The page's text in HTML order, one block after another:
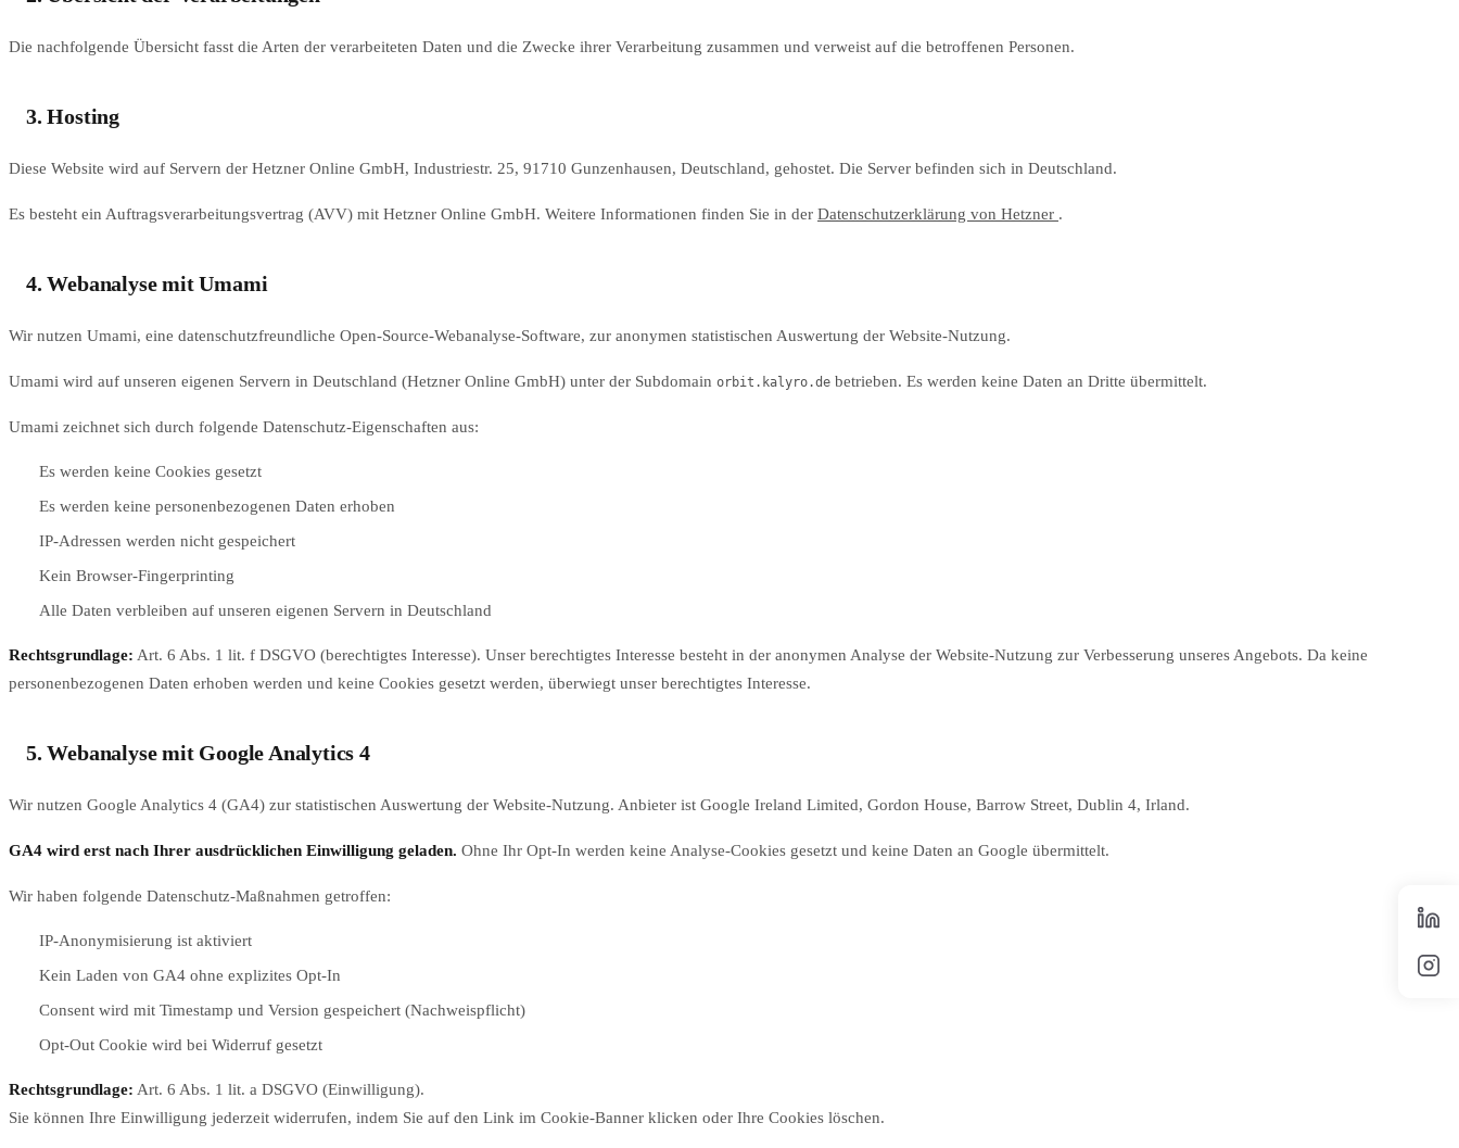
Die nachfolgende Übersicht fasst die Arten der verarbeiteten Daten und die Zwecke ihrer Verarbeitung zusammen und verweist auf die betroffenen Personen.
3. Hosting
Diese Website wird auf Servern der Hetzner Online GmbH, Industriestr. 25, 91710 Gunzenhausen, Deutschland, gehostet. Die Server befinden sich in Deutschland.
Es besteht ein Auftragsverarbeitungsvertrag (AVV) mit Hetzner Online GmbH. Weitere Informationen finden Sie in der Datenschutzerklärung von Hetzner .
4. Webanalyse mit Umami
Wir nutzen Umami, eine datenschutzfreundliche Open-Source-Webanalyse-Software, zur anonymen statistischen Auswertung der Website-Nutzung.
Umami wird auf unseren eigenen Servern in Deutschland (Hetzner Online GmbH) unter der Subdomain orbit.kalyro.de betrieben. Es werden keine Daten an Dritte übermittelt.
Umami zeichnet sich durch folgende Datenschutz-Eigenschaften aus:
Es werden keine Cookies gesetzt
Es werden keine personenbezogenen Daten erhoben
IP-Adressen werden nicht gespeichert
Kein Browser-Fingerprinting
Alle Daten verbleiben auf unseren eigenen Servern in Deutschland
Rechtsgrundlage: Art. 6 Abs. 1 lit. f DSGVO (berechtigtes Interesse). Unser berechtigtes Interesse besteht in der anonymen Analyse der Website-Nutzung zur Verbesserung unseres Angebots. Da keine
personenbezogenen Daten erhoben werden und keine Cookies gesetzt werden, überwiegt unser berechtigtes Interesse.
5. Webanalyse mit Google Analytics 4
Wir nutzen Google Analytics 4 (GA4) zur statistischen Auswertung der Website-Nutzung. Anbieter ist Google Ireland Limited, Gordon House, Barrow Street, Dublin 4, Irland.
GA4 wird erst nach Ihrer ausdrücklichen Einwilligung geladen. Ohne Ihr Opt-In werden keine Analyse-Cookies gesetzt und keine Daten an Google übermittelt.
Wir haben folgende Datenschutz-Maßnahmen getroffen:
IP-Anonymisierung ist aktiviert
Kein Laden von GA4 ohne explizites Opt-In
Consent wird mit Timestamp und Version gespeichert (Nachweispflicht)
Opt-Out Cookie wird bei Widerruf gesetzt
Rechtsgrundlage: Art. 6 Abs. 1 lit. a DSGVO (Einwilligung).
Sie können Ihre Einwilligung jederzeit widerrufen, indem Sie auf den Link im Cookie-Banner klicken oder Ihre Cookies löschen.